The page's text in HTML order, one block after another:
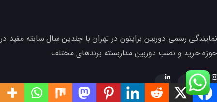
نمایندگی رسمی دوربین برایتون در تهران با چندین سال سابقه مفید در
حوزه خرید و نصب دوربین مداربسته برندهای مختلف